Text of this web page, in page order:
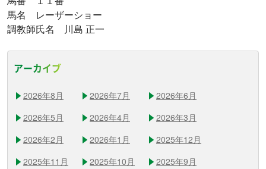
馬名 レーザーショー
調教師氏名 川島 正一
アーカイブ
2026年8月 2026年7月
2026年6月
2026年5月
2026年4月
2026年3月
2026年2月
2026年1月
2025年12月
2025年11月
2025年10月
2025年9月